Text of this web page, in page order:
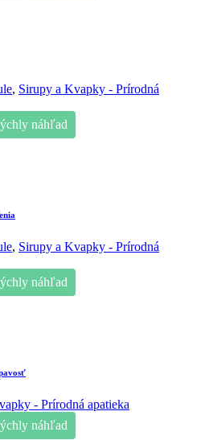
, Sirupy a Kvapky - Prírodná
náhľad
, Sirupy a Kvapky - Prírodná
náhľad
- Prírodná apatieka
náhľad